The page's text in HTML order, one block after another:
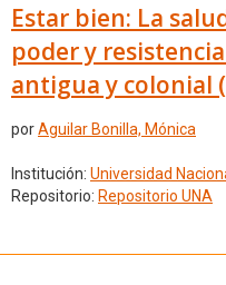
Estar bien: La
poder y
antigua y colonial
porAguilar Bonilla, Mónica
Institución: Universidad
Repositorio: Repositorio UNA